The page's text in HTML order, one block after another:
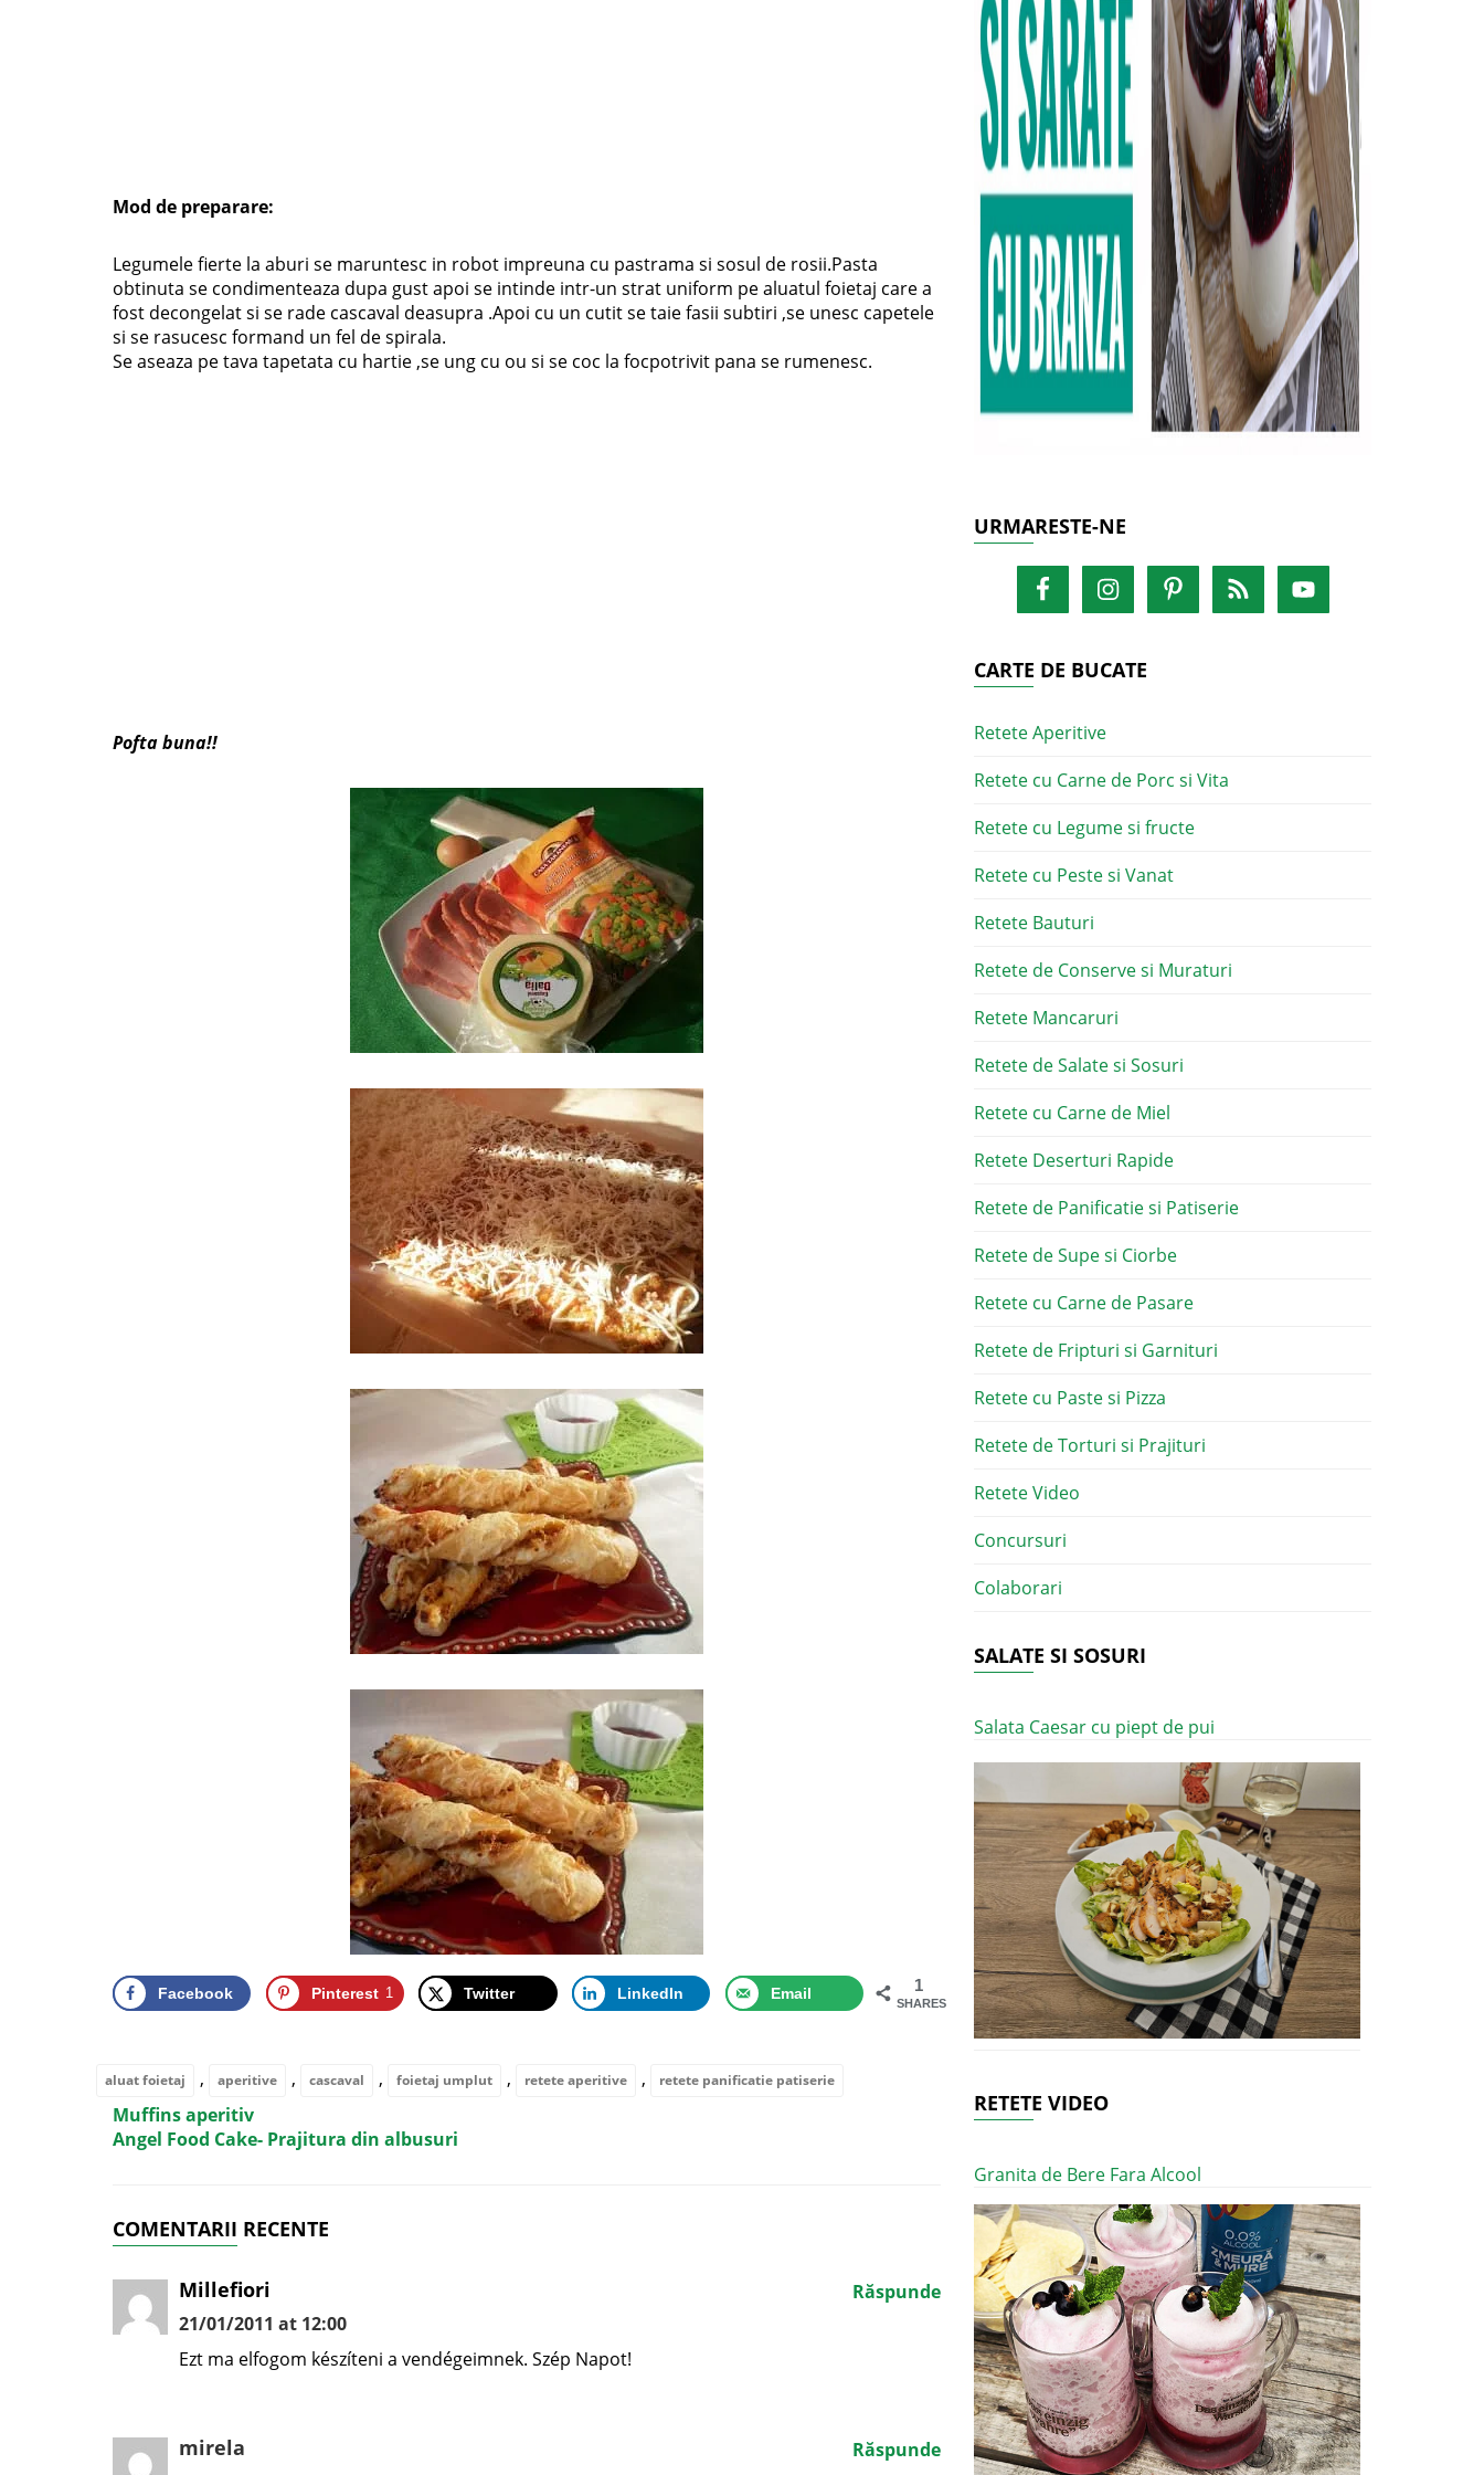
Mod de preparare:
Legumele fierte la aburi se maruntesc in robot impreuna cu pastrama si sosul de rosii.Pasta
obtinuta se condimenteaza dupa gust apoi se intinde intr-un strat uniform pe aluatul foietaj care a
fost decongelat si se rade cascaval deasupra .Apoi cu un cutit se taie fasii subtiri ,se unesc capetele
si se rasucesc formand un fel de spirala.
Se aseaza pe tava tapetata cu hartie ,se ung cu ou si se coc la focpotrivit pana se rumenesc.
Pofta buna!!
1
SHARES
Facebook Pinterest 1 Twitter LinkedIn Email
aluat foietaj , aperitive , cascaval , foietaj umplut , retete aperitive , retete panificatie patiserie
Muffins aperitiv
Angel Food Cake- Prajitura din albusuri
COMENTARII RECENTE
Millefiori
21/01/2011 at 12:00
Ezt ma elfogom készíteni a vendégeimnek. Szép Napot!
Răspunde
mirela Răspunde
URMARESTE-NE
CARTE DE BUCATE
Retete Aperitive
Retete cu Carne de Porc si Vita
Retete cu Legume si fructe
Retete cu Peste si Vanat
Retete Bauturi
Retete de Conserve si Muraturi
Retete Mancaruri
Retete de Salate si Sosuri
Retete cu Carne de Miel
Retete Deserturi Rapide
Retete de Panificatie si Patiserie
Retete de Supe si Ciorbe
Retete cu Carne de Pasare
Retete de Fripturi si Garnituri
Retete cu Paste si Pizza
Retete de Torturi si Prajituri
Retete Video
Concursuri
Colaborari
SALATE SI SOSURI
Salata Caesar cu piept de pui
RETETE VIDEO
Granita de Bere Fara Alcool